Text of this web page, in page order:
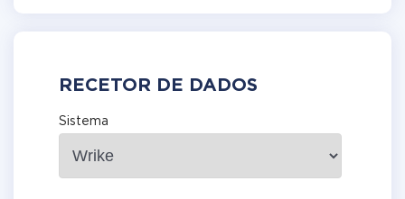
RECETOR DE DADOS
Sistema